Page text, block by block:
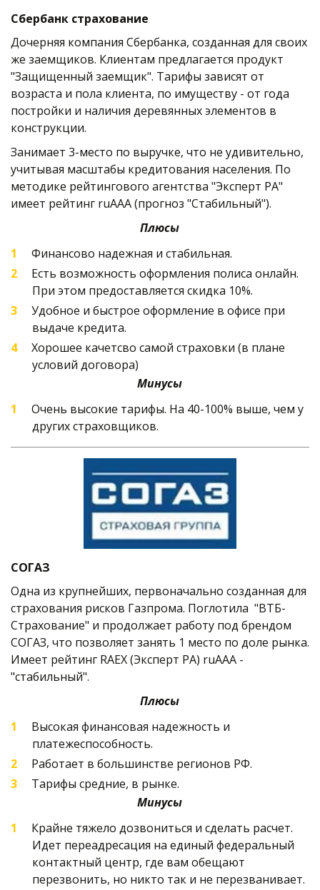
Сбербанк страхование
Дочерняя компания Сбербанка, созданная для своих
же заемщиков. Клиентам предлагается продукт
"Защищенный заемщик". Тарифы зависят от
возраста и пола клиента, по имуществу - от года
постройки и наличия деревянных элементов в
конструкции.
Занимает 3-место по выручке, что не удивительно,
учитывая масштабы кредитования населения. По
методике рейтингового агентства "Эксперт РА"
имеет рейтинг ruAAA (прогноз "Стабильный").
Плюсы
Финансово надежная и стабильная.
Есть возможность оформления полиса онлайн.
При этом предоставляется скидка 10%.
Удобное и быстрое оформление в офисе при
выдаче кредита.
Хорошее качетсво самой страховки (в плане
условий договора)
Минусы
Очень высокие тарифы. На 40-100% выше, чем у
других страховщиков.
СОГАЗ
Одна из крупнейших, первоначально созданная для
страхования рисков Газпрома. Поглотила  "ВТБ-
Страхование" и продолжает работу под брендом
СОГАЗ, что позволяет занять 1 место по доле рынка.
Имеет рейтинг RAEX (Эксперт РА) ruAAA -
"стабильный".
Плюсы
Высокая финансовая надежность и
платежеспособность.
Работает в большинстве регионов РФ.
Тарифы средние, в рынке.
Минусы
Крайне тяжело дозвониться и сделать расчет.
Идет переадресация на единый федеральный
контактный центр, где вам обещают
перезвонить, но никто так и не перезванивает.